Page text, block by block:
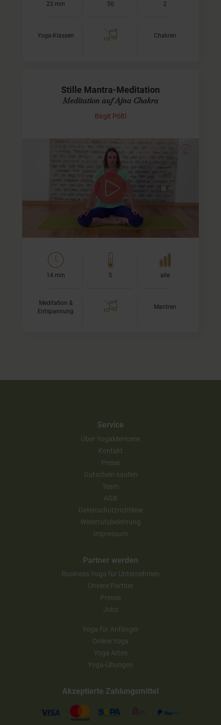
23 min 50 2
Yoga-Klassen Chakren
Stille Mantra-Meditation
Meditation auf Ajna Chakra
Birgit Pöltl
Mantra-Meditation für einen klaren Geist
Diese Meditation nutzt das Mantra Om (A-U-M).
Allerdings singen wir es nicht laut, sondern lassen es still
in uns klingen. Dabei richten wir unsere…
14 min 5 alle
Meditation &
Entspannung
Mantren
Service
Über YogaMeHome
Kontakt
Preise
Gutschein kaufen
Team
AGB
Datenschutzrichtlinie
Widerrufsbelehrung
Impressum
Partner werden
Business Yoga für Unternehmen
Unsere Partner
Presse
Jobs
Yoga für Anfänger
Online Yoga
Yoga Arten
Yoga-Übungen
Akzeptierte Zahlungsmittel